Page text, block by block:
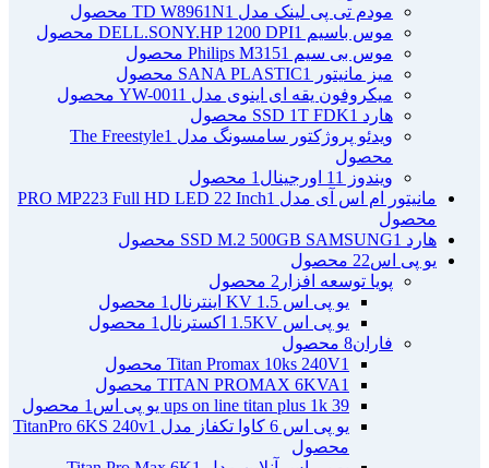
مودم تی پی لینک مدل TD W8961N 1 محصول
موس باسیم DELL.SONY.HP 1200 DPI 1 محصول
موس بی سیم Philips M315 1 محصول
میز مانیتور SANA PLASTIC
1 محصول
میکروفون یقه ای اینوی مدل YW-001 1 محصول
هارد SSD 1T FDK 1 محصول
ویدئو پروژکتور سامسونگ مدل The Freestyle 1
محصول
ویندوز 11 اورجینال
1 محصول
مانیتور ام اس آی مدل PRO MP223 Full HD LED 22 Inch 1
محصول
هارد SSD M.2 500GB SAMSUNG 1 محصول
یو پی اس22 محصول
پویا توسعه افزار 2 محصول
یو پی اس 1.5 KV اینترنال
1 محصول
یو پی اس 1.5KV اکسترنال
1 محصول
فاران8 محصول
Titan Promax 10ks 240V1 محصول
TITAN PROMAX 6KVA1 محصول
ups on line titan plus 1k 39 یو پی اس
1 محصول
یو پی اس 6 کاوا تکفاز مدل TitanPro 6KS 240v
1
محصول